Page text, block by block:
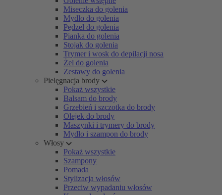
Miseczka do golenia
Mydło do golenia
Pędzel do golenia
Pianka do golenia
Stojak do golenia
Trymer i wosk do depilacji nosa
Żel do golenia
Zestawy do golenia
Pielęgnacja brody
Pokaż wszystkie
Balsam do brody
Grzebień i szczotka do brody
Olejek do brody
Maszynki i trymery do brody
Mydło i szampon do brody
Włosy
Pokaż wszystkie
Szampony
Pomada
Stylizacja włosów
Przeciw wypadaniu włosów